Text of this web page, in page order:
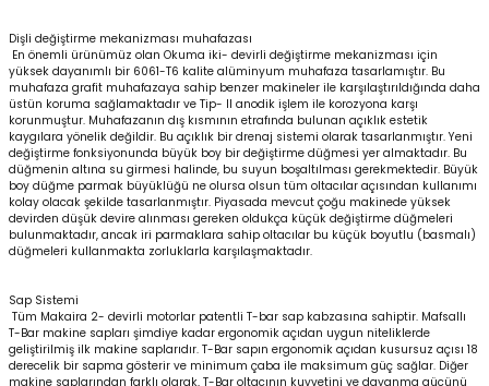
Dişli değiştirme mekanizması muhafazası
En önemli ürünümüz olan Okuma iki- devirli değiştirme mekanizması için
yüksek dayanımlı bir 6061-T6 kalite alüminyum muhafaza tasarlamıştır. Bu
muhafaza grafit muhafazaya sahip benzer makineler ile karşılaştırıldığında daha
üstün koruma sağlamaktadır ve Tip- II anodik işlem ile korozyona karşı
korunmuştur. Muhafazanın dış kısmının etrafında bulunan açıklık estetik
kaygılara yönelik değildir. Bu açıklık bir drenaj sistemi olarak tasarlanmıştır. Yeni
değiştirme fonksiyonunda büyük boy bir değiştirme düğmesi yer almaktadır. Bu
düğmenin altına su girmesi halinde, bu suyun boşaltılması gerekmektedir. Büyük
boy düğme parmak büyüklüğü ne olursa olsun tüm oltacılar açısından kullanımı
kolay olacak şekilde tasarlanmıştır. Piyasada mevcut çoğu makinede yüksek
devirden düşük devire alınması gereken oldukça küçük değiştirme düğmeleri
bulunmaktadır, ancak iri parmaklara sahip oltacılar bu küçük boyutlu (basmalı)
düğmeleri kullanmakta zorluklarla karşılaşmaktadır.
Sap Sistemi
Tüm Makaira 2- devirli motorlar patentli T-bar sap kabzasına sahiptir. Mafsallı
T-Bar makine sapları şimdiye kadar ergonomik açıdan uygun niteliklerde
geliştirilmiş ilk makine saplarıdır. T-Bar sapın ergonomik açıdan kusursuz açısı 18
derecelik bir sapma gösterir ve minimum çaba ile maksimum güç sağlar. Diğer
makine saplarından farklı olarak, T-Bar oltacının kuvvetini ve dayanma gücünü